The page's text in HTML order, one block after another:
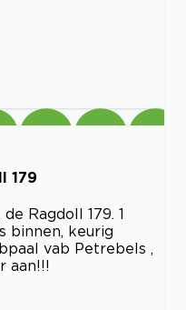
179
Ragdoll 179. 1
binnen, keurig
vab Petrebels ,
aan!!!